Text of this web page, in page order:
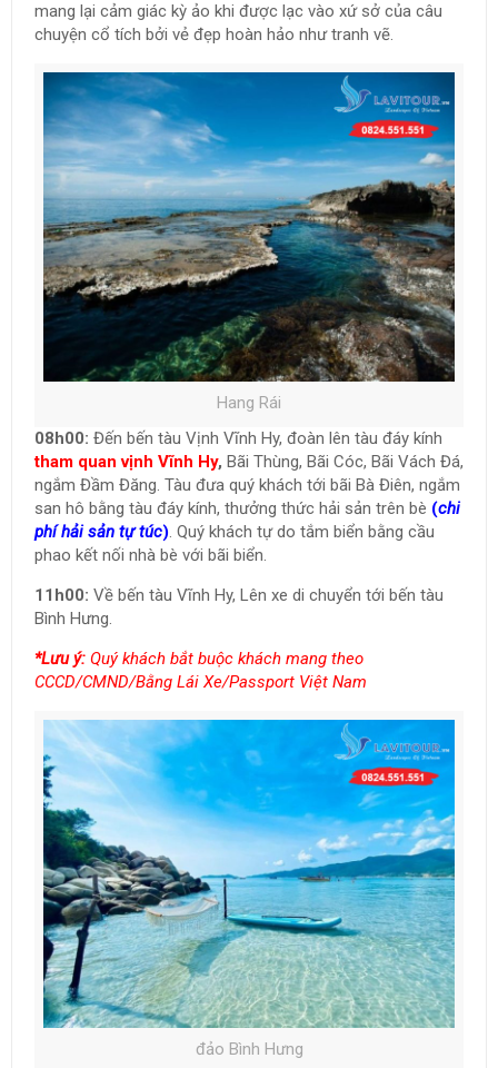
mang lại cảm giác kỳ ảo khi được lạc vào xứ sở của câu
chuyện cổ tích bởi vẻ đẹp hoàn hảo như tranh vẽ.
Hang Rái
08h00: Đến bến tàu Vịnh Vĩnh Hy, đoàn lên tàu đáy kính
tham quan vịnh Vĩnh Hy, Bãi Thùng, Bãi Cóc, Bãi Vách Đá,
ngắm Đầm Đăng. Tàu đưa quý khách tới bãi Bà Điên, ngắm
san hô bằng tàu đáy kính, thưởng thức hải sản trên bè (chi
phí hải sản tự túc). Quý khách tự do tắm biển bằng cầu
phao kết nối nhà bè với bãi biển.
11h00: Về bến tàu Vĩnh Hy, Lên xe di chuyển tới bến tàu
Bình Hưng.
*Lưu ý: Quý khách bắt buộc khách mang theo
CCCD/CMND/Bằng Lái Xe/Passport Việt Nam
đảo Bình Hưng